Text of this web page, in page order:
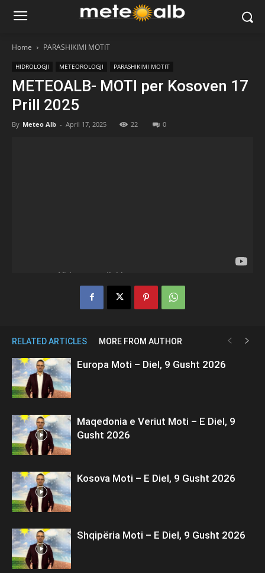
Home PARASHIKIMI MOTIT
HIDROLOGJI METEOROLOGJI PARASHIKIMI MOTIT
METEOALB- MOTI per Kosoven 17
Prill 2025
By Meteo Alb - April 17, 2025 22 0
RELATED ARTICLES MORE FROM AUTHOR
Europa Moti – Diel, 9 Gusht 2026
Maqedonia e Veriut Moti – E Diel, 9
Gusht 2026
Kosova Moti – E Diel, 9 Gusht 2026
Shqipëria Moti – E Diel, 9 Gusht 2026